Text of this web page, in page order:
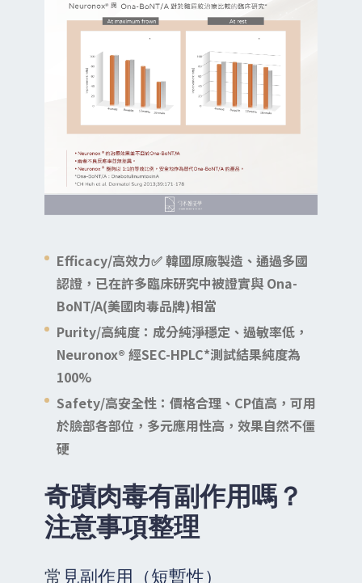
Efficacy/高效力✅ 韓國原廠製造、通過多國
認證，已在許多臨床研究中被證實與 Ona-
BoNT/A(美國肉毒品牌)相當
Purity/高純度：成分純淨穩定、過敏率低，
Neuronox® 經SEC-HPLC*測試結果純度為
100%
Safety/高安全性：價格合理、CP值高，可用
於臉部各部位，多元應用性高，效果自然不僵
硬
奇蹟肉毒有副作用嗎？
注意事項整理
常見副作用（短暫性）